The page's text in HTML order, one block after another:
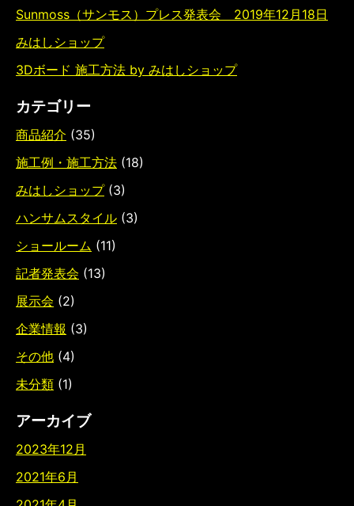
Sunmoss（サンモス）プレス発表会 2019年12月18日
みはしショップ
3Dボード 施工方法 by みはしショップ
カテゴリー
商品紹介 (35)
施工例・施工方法 (18)
みはしショップ(3)
ハンサムスタイル (3)
ショールーム (11)
記者発表会 (13)
展示会 (2)
企業情報 (3)
その他 (4)
未分類 (1)
アーカイブ
2023年12月
2021年6月